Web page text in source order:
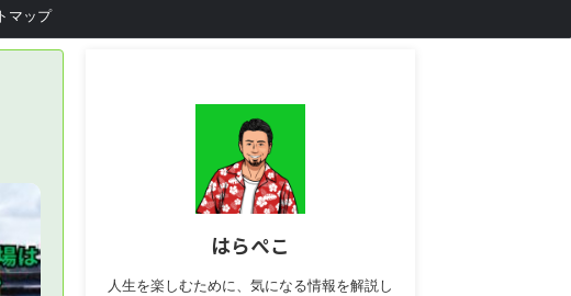
マップ
はらぺこ
人生を楽しむために、気になる情報を解説し